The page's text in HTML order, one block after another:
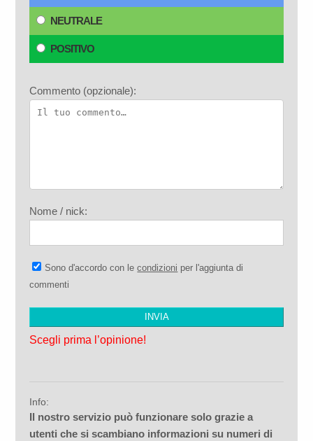
NEUTRALE
POSITIVO
Commento (opzionale):
Nome / nick:
Sono d'accordo con lecondizioni per l'aggiunta di
commenti
Scegli prima l’opinione!
Info:
Il nostro servizio può funzionare solo grazie a
utenti che si scambiano informazioni su numeri di